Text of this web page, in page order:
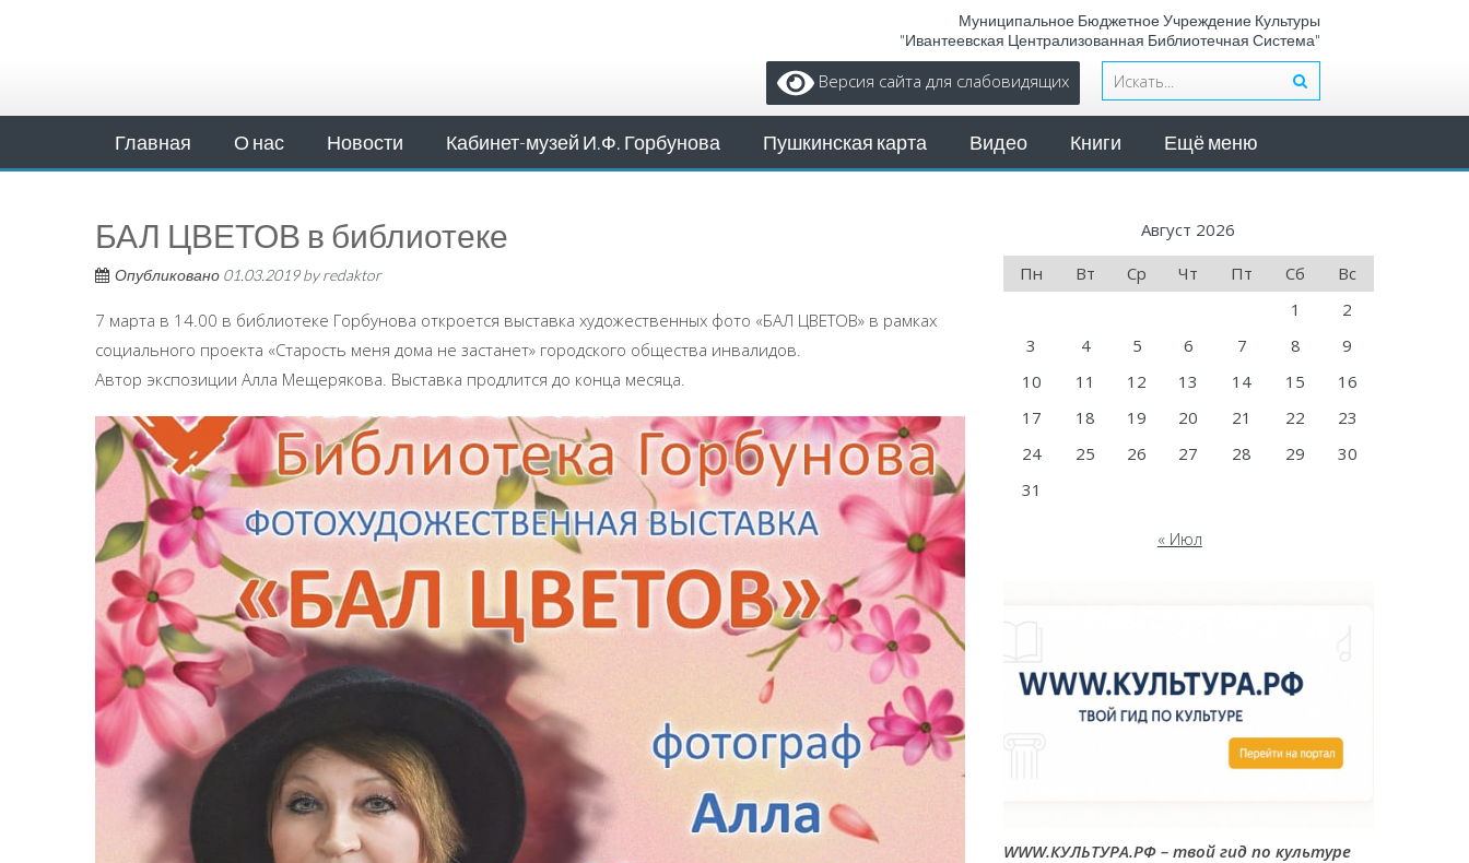
Муниципальное Бюджетное Учреждение Культуры
"Ивантеевская Централизованная Библиотечная Система"
Версия сайта для слабовидящих
Главная О нас Новости Кабинет-музей И.Ф. Горбунова Пушкинская карта Видео Книги Ещё меню
БАЛ ЦВЕТОВ в библиотеке
Опубликовано 01.03.2019byredaktor
7 марта в 14.00 в библиотеке Горбунова откроется выставка художественных фото «БАЛ ЦВЕТОВ» в рамках
социального проекта «Старость меня дома не застанет» городского общества инвалидов.
Автор экспозиции Алла Мещерякова. Выставка продлится до конца месяца.
Август 2026
Пн
Вт Ср Чт Пт Сб
Вс
1
2
3
4 5 6 7 8
9
10
11 12 13 14 15
16
17
18 19 20 21 22
23
24
25 26 27 28 29
30
31
« Июл
WWW.КУЛЬТУРА.РФ – твой гид по культуре